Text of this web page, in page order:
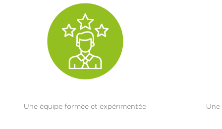
Une équipe formée et expérimentée
Une